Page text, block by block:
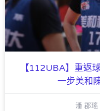
【112UBA】重返
一步美和
潘 郡瑤